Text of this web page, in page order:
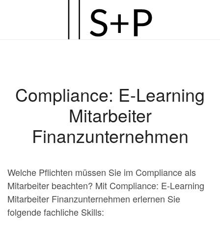
Compliance: E-Learning
Mitarbeiter
Finanzunternehmen
Welche Pflichten müssen Sie im Compliance als
Mitarbeiter beachten? Mit Compliance: E-Learning
Mitarbeiter Finanzunternehmen erlernen Sie
folgende fachliche Skills: